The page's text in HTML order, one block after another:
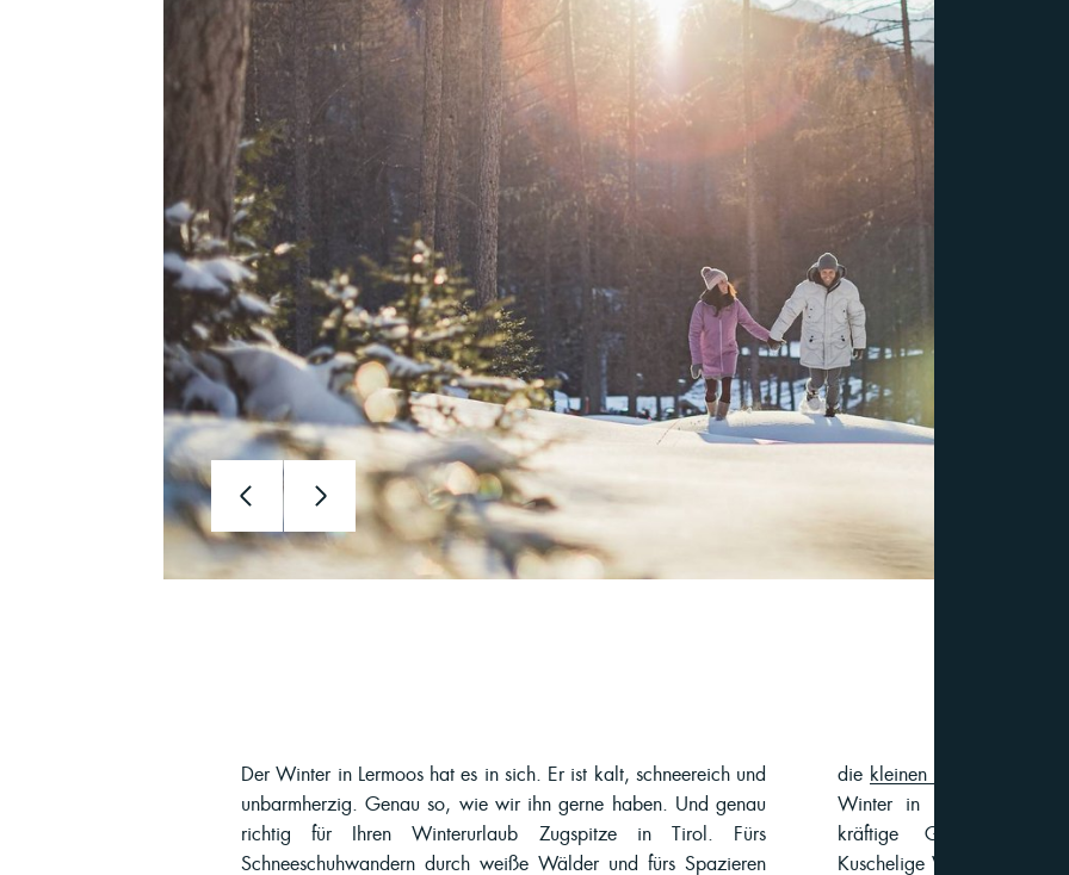
Der Winter in Lermoos hat es in sich. Er ist kalt, schneereich und
unbarmherzig. Genau so, wie wir ihn gerne haben. Und genau
richtig für Ihren Winterurlaub Zugspitze in Tirol. Fürs
Schneeschuhwandern durch weiße Wälder und fürs Spazieren
die kleinen Zugspitz-Urlauber
Winter in Lermoos hat
kräftige Genusskulinarik.
Kuschelige Vormittage